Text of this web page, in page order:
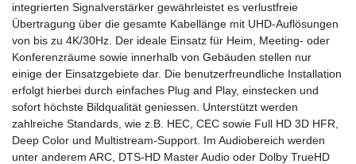
integrierten Signalverstärker gewährleistet es verlustfreie
Übertragung über die gesamte Kabellänge mit UHD-Auflösungen
von bis zu 4K/30Hz. Der ideale Einsatz für Heim, Meeting- oder
Konferenzräume sowie innerhalb von Gebäuden stellen nur
einige der Einsatzgebiete dar. Die benutzerfreundliche Installation
erfolgt hierbei durch einfaches Plug and Play, einstecken und
sofort höchste Bildqualität geniessen. Unterstützt werden
zahlreiche Standards, wie z.B. HEC, CEC sowie Full HD 3D HFR,
Deep Color und Multistream-Support. Im Audiobereich werden
unter anderem ARC, DTS-HD Master Audio oder Dolby TrueHD